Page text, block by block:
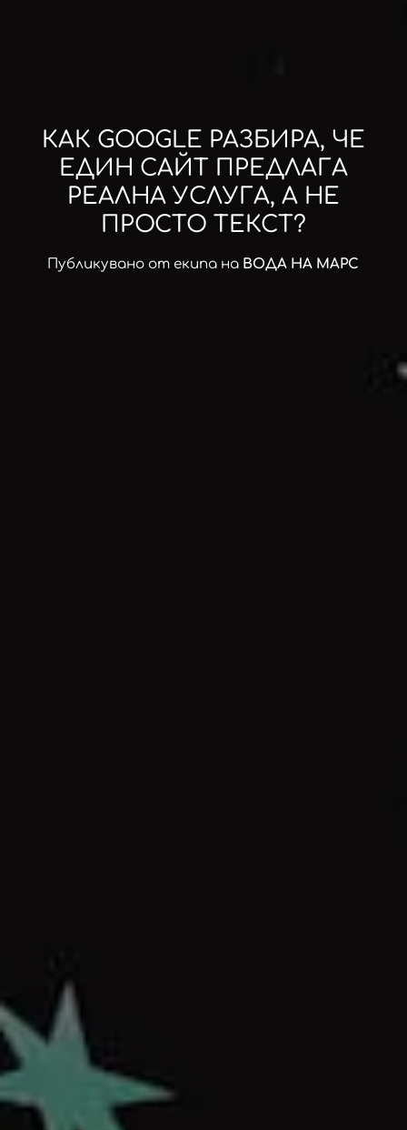
КАК GOOGLE РАЗБИРА, ЧЕ
ЕДИН САЙТ ПРЕДЛАГА
РЕАЛНА УСЛУГА, А НЕ
ПРОСТО ТЕКСТ?
Публикувано от екипа на ВОДА НА МАРС